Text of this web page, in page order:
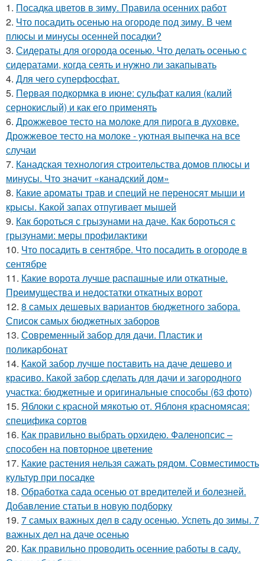
1. Посадка цветов в зиму. Правила осенних работ
2. Что посадить осенью на огороде под зиму. В чем
плюсы и минусы осенней посадки?
3. Сидераты для огорода осенью. Что делать осенью с
сидератами, когда сеять и нужно ли закапывать
4. Для чего суперфосфат.
5. Первая подкормка в июне: сульфат калия (калий
сернокислый) и как его применять
6. Дрожжевое тесто на молоке для пирога в духовке.
Дрожжевое тесто на молоке - уютная выпечка на все
случаи
7. Канадская технология строительства домов плюсы и
минусы. Что значит «канадский дом»
8. Какие ароматы трав и специй не переносят мыши и
крысы. Какой запах отпугивает мышей
9. Как бороться с грызунами на даче. Как бороться с
грызунами: меры профилактики
10. Что посадить в сентябре. Что посадить в огороде в
сентябре
11. Какие ворота лучше распашные или откатные.
Преимущества и недостатки откатных ворот
12. 8 самых дешевых вариантов бюджетного забора.
Список самых бюджетных заборов
13. Современный забор для дачи. Пластик и
поликарбонат
14. Какой забор лучше поставить на даче дешево и
красиво. Какой забор сделать для дачи и загородного
участка: бюджетные и оригинальные способы (63 фото)
15. Яблоки с красной мякотью от. Яблоня красномясая:
специфика сортов
16. Как правильно выбрать орхидею. Фаленопсис –
способен на повторное цветение
17. Какие растения нельзя сажать рядом. Совместимость
культур при посадке
18. Обработка сада осенью от вредителей и болезней.
Добавление статьи в новую подборку
19. 7 самых важных дел в саду осенью. Успеть до зимы. 7
важных дел на даче осенью
20. Как правильно проводить осенние работы в саду.